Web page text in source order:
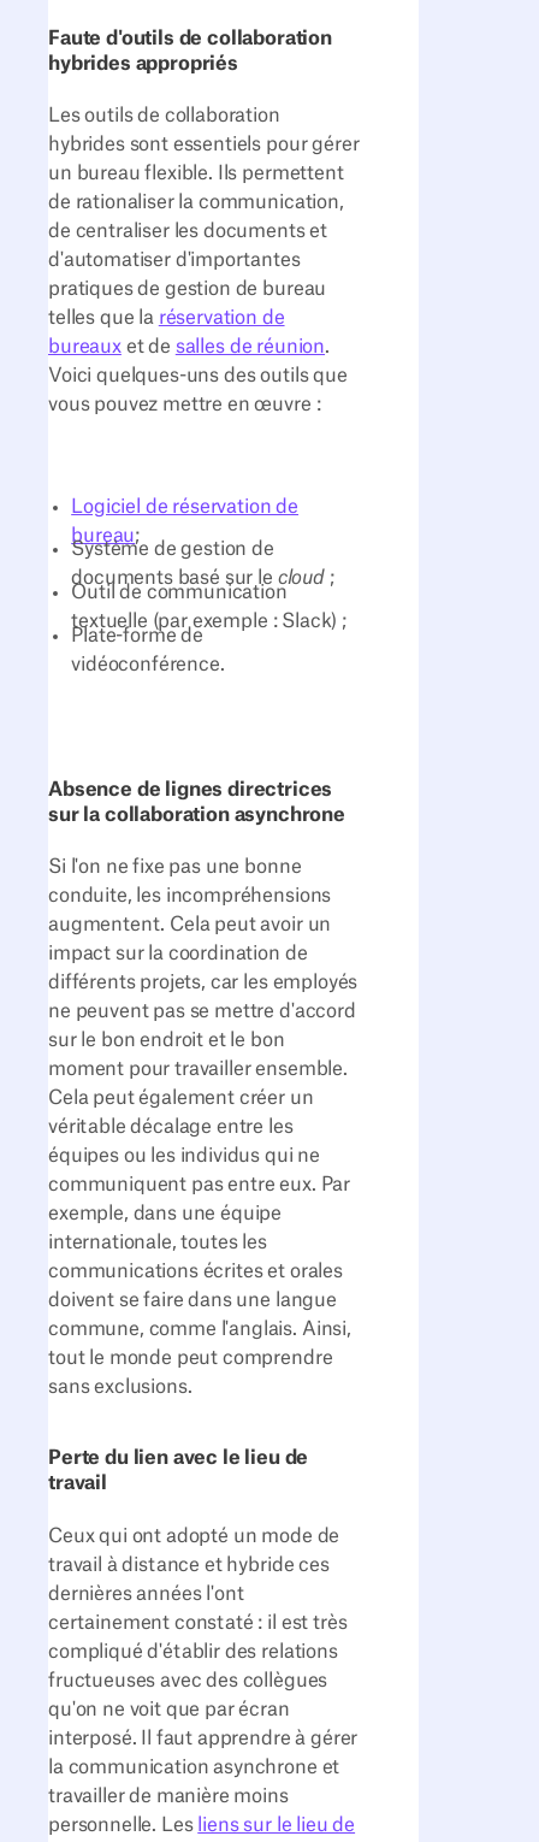
Faute d'outils de collaboration
hybrides appropriés
Les outils de collaboration
hybrides sont essentiels pour gérer
un bureau flexible. Ils permettent
de rationaliser la communication,
de centraliser les documents et
d'automatiser d'importantes
pratiques de gestion de bureau
telles que la réservation de
bureauxet de salles de réunion.
Voici quelques-uns des outils que
vous pouvez mettre en œuvre :
Logiciel de réservation de
bureau;
Système de gestion de
documents basé sur le cloud;
Outil de communication
textuelle (par exemple : Slack) ;
Plate-forme de
vidéoconférence.
Absence de lignes directrices
sur la collaboration asynchrone
Si l'on ne fixe pas une bonne
conduite, les incompréhensions
augmentent. Cela peut avoir un
impact sur la coordination de
différents projets, car les employés
ne peuvent pas se mettre d'accord
sur le bon endroit et le bon
moment pour travailler ensemble.
Cela peut également créer un
véritable décalage entre les
équipes ou les individus qui ne
communiquent pas entre eux. Par
exemple, dans une équipe
internationale, toutes les
communications écrites et orales
doivent se faire dans une langue
commune, comme l'anglais. Ainsi,
tout le monde peut comprendre
sans exclusions.
Perte du lien avec le lieu de
travail
Ceux qui ont adopté un mode de
travail à distance et hybride ces
dernières années l'ont
certainement constaté : il est très
compliqué d'établir des relations
fructueuses avec des collègues
qu'on ne voit que par écran
interposé. Il faut apprendre à gérer
la communication asynchrone et
travailler de manière moins
personnelle. Les liens sur le lieu de